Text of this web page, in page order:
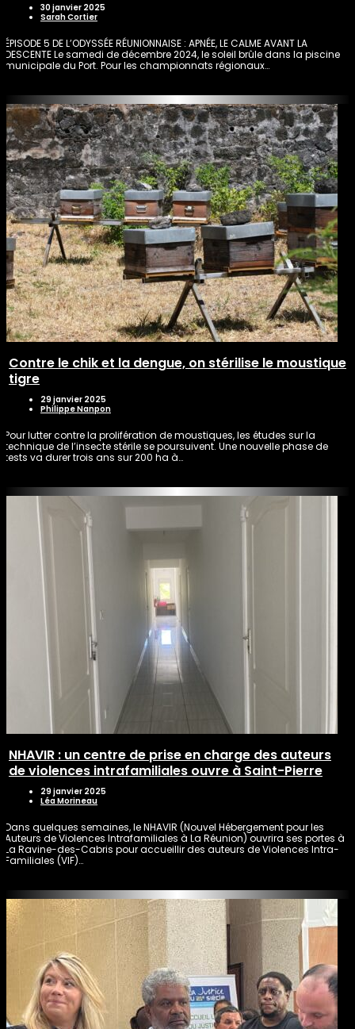
30 janvier 2025
Sarah Cortier
ÉPISODE 5 DE L’ODYSSÉE RÉUNIONNAISE : APNÉE, LE CALME AVANT LA
DESCENTE Le samedi de décembre 2024, le soleil brûle dans la piscine
municipale du Port. Pour les championnats régionaux…
Contre le chik et la dengue, on stérilise le moustique
tigre
29 janvier 2025
Philippe Nanpon
Pour lutter contre la prolifération de moustiques, les études sur la
technique de l’insecte stérile se poursuivent. Une nouvelle phase de
tests va durer trois ans sur 200 ha à…
NHAVIR : un centre de prise en charge des auteurs
de violences intrafamiliales ouvre à Saint-Pierre
29 janvier 2025
Léa Morineau
Dans quelques semaines, le NHAVIR (Nouvel Hébergement pour les
Auteurs de Violences Intrafamiliales à La Réunion) ouvrira ses portes à
La Ravine-des-Cabris pour accueillir des auteurs de Violences Intra-
Familiales (VIF)…